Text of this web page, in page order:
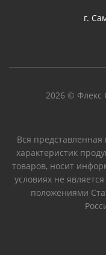
г.
2026 © Флекс
Вся
характеристик
товаров, носит
условиях не
положениями